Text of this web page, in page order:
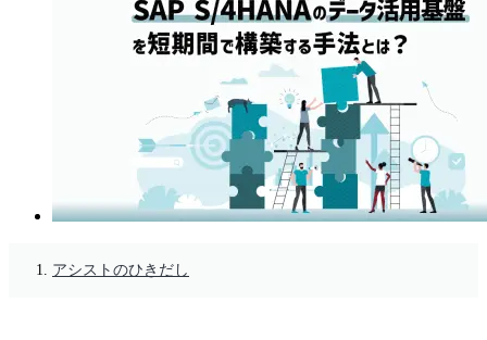
アシストのひきだし